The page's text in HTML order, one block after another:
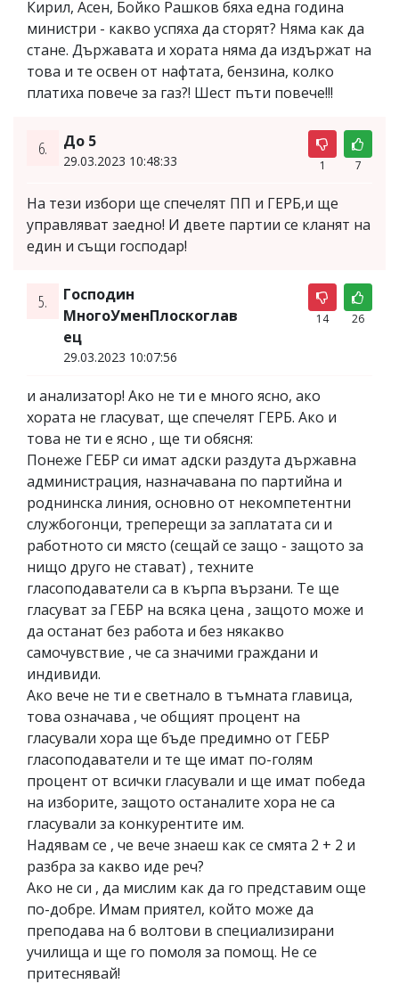
Кирил, Асен, Бойко Рашков бяха една година
министри - какво успяха да сторят? Няма как да
стане. Държавата и хората няма да издържат на
това и те освен от нафтата, бензина, колко
платиха повече за газ?! Шест пъти повече!!!
6. До 5
29.03.2023 10:48:33 1 7
На тези избори ще спечелят ПП и ГЕРБ,и ще
управляват заедно! И двете партии се кланят на
един и същи господар!
5.
Господин
МногоУменПлоскоглав
ец
29.03.2023 10:07:56
14 26
и анализатор! Ако не ти е много ясно, ако
хората не гласуват, ще спечелят ГЕРБ. Ако и
това не ти е ясно , ще ти обясня:
Понеже ГЕБР си имат адски раздута държавна
администрация, назначавана по партийна и
роднинска линия, основно от некомпетентни
службогонци, треперещи за заплатата си и
работното си място (сещай се защо - защото за
нищо друго не стават) , техните
гласоподаватели са в кърпа вързани. Те ще
гласуват за ГЕБР на всяка цена , защото може и
да останат без работа и без някакво
самочувствие , че са значими граждани и
индивиди.
Ако вече не ти е светнало в тъмната главица,
това означава , че общият процент на
гласували хора ще бъде предимно от ГЕБР
гласоподаватели и те ще имат по-голям
процент от всички гласували и ще имат победа
на изборите, защото останалите хора не са
гласували за конкурентите им.
Надявам се , че вече знаеш как се смята 2 + 2 и
разбра за какво иде реч?
Ако не си , да мислим как да го представим още
по-добре. Имам приятел, който може да
преподава на 6 волтови в специализирани
училища и ще го помоля за помощ. Не се
притеснявай!